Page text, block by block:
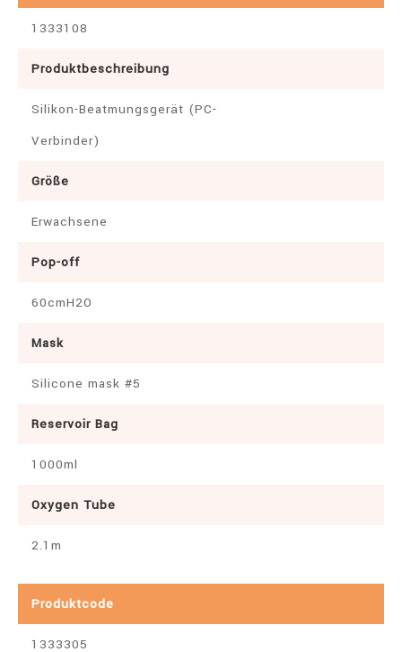
1333108
Produktbeschreibung
Silikon-Beatmungsgerät (PC-
Verbinder)
Größe
Erwachsene
Pop-off
60cmH2O
Mask
Silicone mask #5
Reservoir Bag
1000ml
Oxygen Tube
2.1m
Produktcode
1333305